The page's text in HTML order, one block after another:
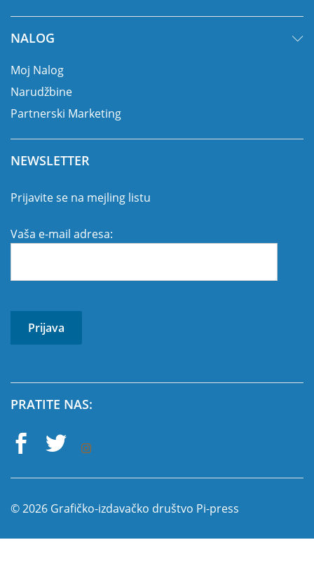
NALOG
Moj Nalog
Narudžbine
Partnerski Marketing
NEWSLETTER
Prijavite se na mejling listu
Vaša e-mail adresa:
PRATITE NAS:
© 2026 Grafičko-izdavačko društvo Pi-press